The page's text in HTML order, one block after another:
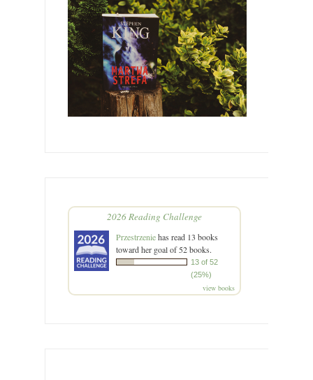
2026 Reading Challenge
Przestrzeniehas read 13 books
toward her goal of 52 books.
13 of 52
(25%)
view books